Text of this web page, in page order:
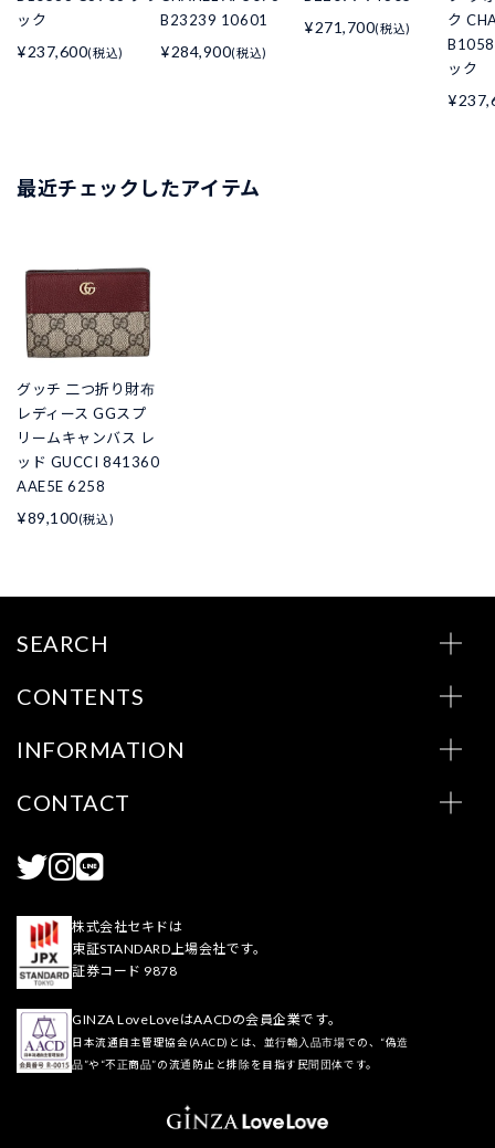
ック
¥237,600(税込)
B23239 10601
¥284,900(税込)
¥271,700(税込)
ク
ック
最近チェックしたアイテム
グッチ 二つ折り財布
レディース GGスプ
リームキャンバス レ
ッド GUCCI 841360
AAE5E 6258
¥89,100(税込)
SEARCH
CONTENTS
INFORMATION
CONTACT
株式会社セキドは
東証STANDARD上場会社です。
証券コード 9878
GINZA LoveLoveはAACDの会員企業です。
日本流通自主管理協会(AACD)とは、並行輸入品市場での、“偽造
品”や“不正商品”の流通防止と排除を目指す民間団体です。